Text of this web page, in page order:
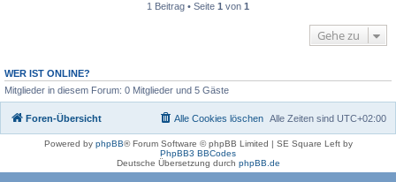
1 Beitrag • Seite 1 von 1
Gehe zu
WER IST ONLINE?
Mitglieder in diesem Forum: 0 Mitglieder und 5 Gäste
Foren-Übersicht Alle Zeiten sind UTC+02:00
Alle Cookies löschen
Powered by phpBB® Forum Software © phpBB Limited | SE Square Left by
PhpBB3 BBCodes
Deutsche Übersetzung durch phpBB.de